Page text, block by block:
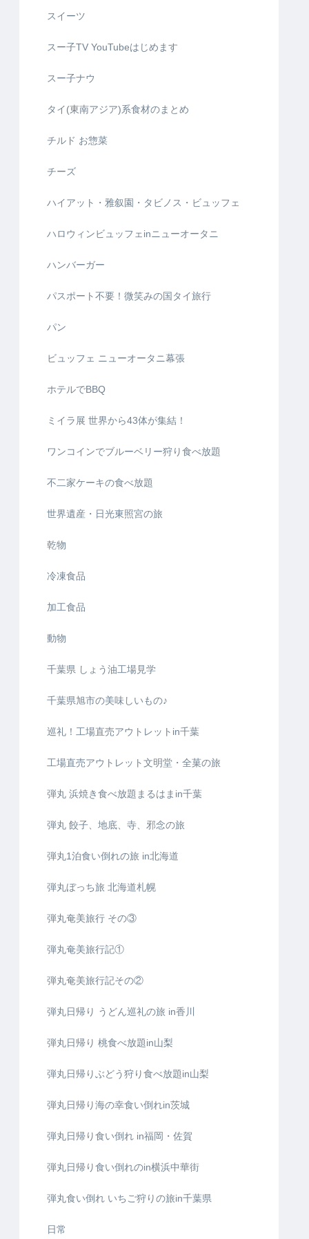
スイーツ
スー子TV YouTubeはじめます
スー子ナウ
タイ(東南アジア)系食材のまとめ
チルド お惣菜
チーズ
ハイアット・雅叙園・タビノス・ビュッフェ
ハロウィンビュッフェinニューオータニ
ハンバーガー
パスポート不要！微笑みの国タイ旅行
パン
ビュッフェ ニューオータニ幕張
ホテルでBBQ
ミイラ展 世界から43体が集結！
ワンコインでブルーベリー狩り食べ放題
不二家ケーキの食べ放題
世界遺産・日光東照宮の旅
乾物
冷凍食品
加工食品
動物
千葉県 しょう油工場見学
千葉県旭市の美味しいもの♪
巡礼！工場直売アウトレットin千葉
工場直売アウトレット文明堂・全菓の旅
弾丸 浜焼き食べ放題まるはまin千葉
弾丸 餃子、地底、寺、邪念の旅
弾丸1泊食い倒れの旅 in北海道
弾丸ぼっち旅 北海道札幌
弾丸奄美旅行 その③
弾丸奄美旅行記①
弾丸奄美旅行記その②
弾丸日帰り うどん巡礼の旅 in香川
弾丸日帰り 桃食べ放題in山梨
弾丸日帰りぶどう狩り食べ放題in山梨
弾丸日帰り海の幸食い倒れin茨城
弾丸日帰り食い倒れ in福岡・佐賀
弾丸日帰り食い倒れのin横浜中華街
弾丸食い倒れ いちご狩りの旅in千葉県
日常